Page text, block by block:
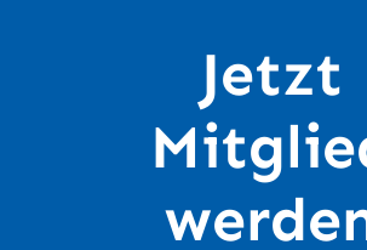
Jetzt